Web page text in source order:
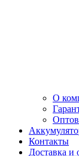
О
Контакты
Доставка и